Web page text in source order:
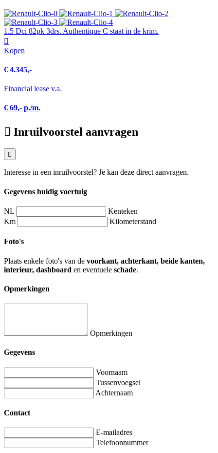
1.5 Dci 82pk 3drs. Authentique C staat in de krim.
Kopen
€ 4.345,-
Financial lease v.a.
€ 69,- p./m.
Inruilvoorstel aanvragen
Interesse in een inruilvoorstel? Je kan deze direct aanvragen.
Gegevens huidig voertuig
NL
Kenteken
Km
Kilometerstand
Foto's
Plaats enkele foto's van de voorkant, achterkant, beide kanten,
interieur, dashboard en eventuele schade.
Opmerkingen
Opmerkingen
Gegevens
Voornaam
Tussenvoegsel
Achternaam
Contact
E-mailadres
Telefoonnummer